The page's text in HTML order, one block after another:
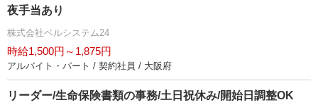
夜手当あり
株式会社ベルシステム24
時給1,500円～1,875円
アルバイト・パート / 契約社員 / 大阪府
リーダー/生命保険書類の事務/土日祝休み/開始日調整OK